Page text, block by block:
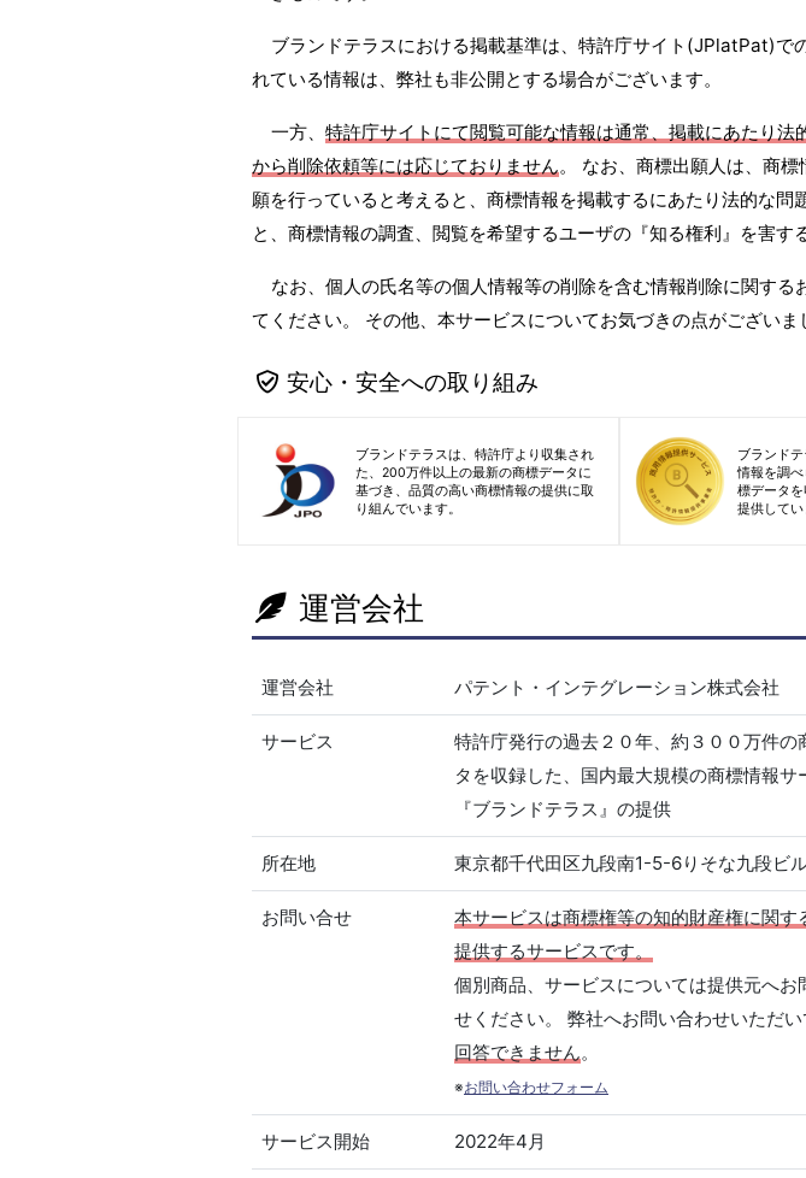
ブランドテラスにおける掲載基準は、特許庁サイト(JPlatPat)で
れている情報は、弊社も非公開とする場合がございます。
一方、 特許庁サイトにて閲覧可能な情報は通常、掲載にあたり
から削除依頼等には応じておりません。 なお、商標出願人は、商
願を行っていると考えると、商標情報を掲載するにあたり法的な
と、商標情報の調査、閲覧を希望するユーザの『知る権利』を害す
なお、個人の氏名等の個人情報等の削除を含む情報削除に関する
てください。 その他、本サービスについてお気づきの点がございま
安心・安全への取り組み
ブランドテラスは、特許庁より収集され
た、200万件以上の最新の商標データに
基づき、品質の高い商標情報の提供に取
り組んでいます。
ブランド
情報を調
標データを
提供してい
運営会社
運営会社 パテント・インテグレーション株式会社
サービス
特許庁発行の過去２０年、約３００万件の
タを収録した、国内最大規模の商標情報サ
『ブランドテラス』の提供
所在地 東京都千代田区九段南1-5-6りそな九段ビ
お問い合せ
本サービスは商標権等の知的財産権に関す
提供するサービスです。
個別商品、サービスについては提供元へお
せください。 弊社へお問い合わせいただい
回答できません。
※お問い合わせフォーム
サービス開始 2022年4月